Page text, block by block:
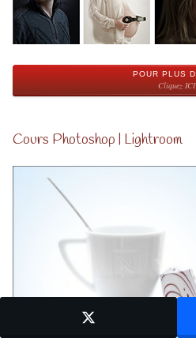
POUR PLUS
Cliquez ICI
Cours Photoshop | Lightroom